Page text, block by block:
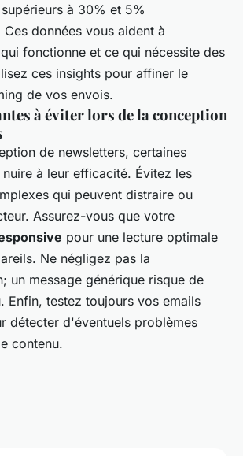
à 30% et 5%
données vous aident à
fonctionne et ce qui nécessite des
ces insights pour affiner le
de vos envois.
à éviter lors de la conception
de newsletters, certaines
à leur efficacité. Évitez les
qui peuvent distraire ou
Assurez-vous que votre
pour une lecture optimale
Ne négligez pas la
un message générique risque de
Enfin, testez toujours vos emails
détecter d'éventuels problèmes
contenu.